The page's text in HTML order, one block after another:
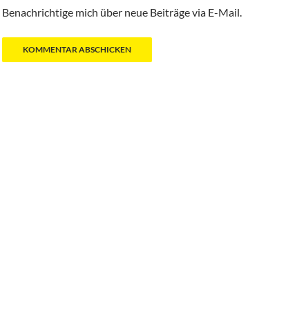
Benachrichtige mich über neue Beiträge via E-Mail.